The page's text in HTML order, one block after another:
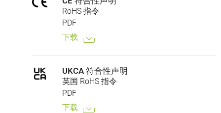
RoHS 指令
PDF
下载
UKCA 符合性声明
英国 RoHS 指令
PDF
下载